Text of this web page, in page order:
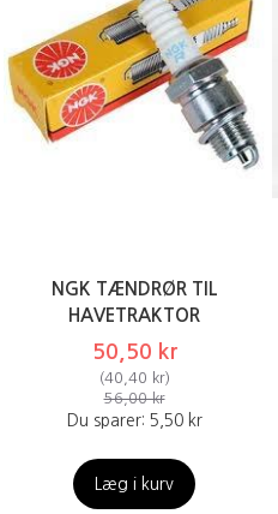
NGK TÆNDRØR TIL
HAVETRAKTOR
50,50 kr
(40,40 kr)
56,00 kr
Du sparer: 5,50 kr
Læg i kurv